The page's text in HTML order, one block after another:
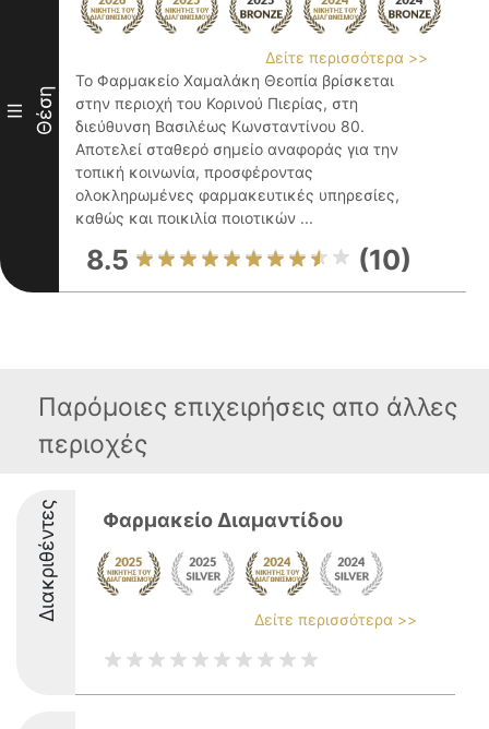
III Θέση
Δείτε περισσότερα >>
Το Φαρμακείο Χαμαλάκη Θεοπία βρίσκεται
στην περιοχή του Κορινού Πιερίας, στη
διεύθυνση Βασιλέως Κωνσταντίνου 80.
Αποτελεί σταθερό σημείο αναφοράς για την
τοπική κοινωνία, προσφέροντας
ολοκληρωμένες φαρμακευτικές υπηρεσίες,
καθώς και ποικιλία ποιοτικών ...
8.5 (10)
Παρόμοιες επιχειρήσεις απο άλλες
περιοχές
Διακριθέντες Φαρμακείο Διαμαντίδου
Δείτε περισσότερα >>